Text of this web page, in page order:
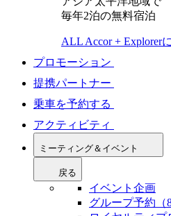
毎年2泊の無料宿泊
ALL Accor + Explorer
プロモーション
提携パートナー
乗車を予約する
アクティビティ
ミーティング＆イベント
戻る
イベント企画
グループ予約（